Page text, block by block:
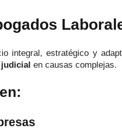
integral, estratégico y
en causas complejas.